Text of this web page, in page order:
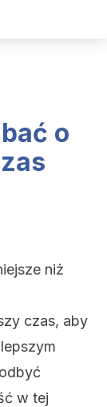
o
niż
czas, aby
w tej